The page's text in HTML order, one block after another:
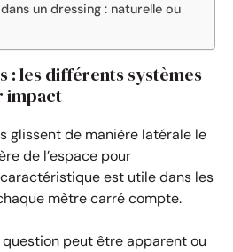
un dressing : naturelle ou
: les différents systèmes
impact
glissent de manière latérale le
de l’espace pour
est utile dans les
mètre carré compte.
peut être apparent ou